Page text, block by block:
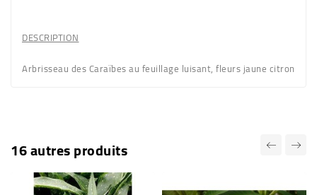
DESCRIPTION
Arbrisseau des Caraïbes au feuillage luisant, fleurs jaune citron
16 autres produits